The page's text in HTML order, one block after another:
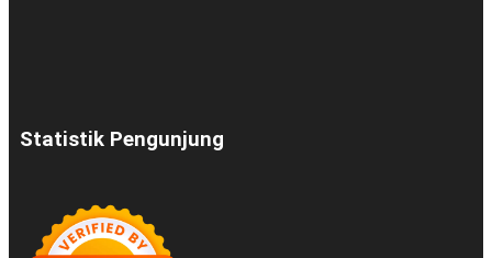
Statistik Pengunjung